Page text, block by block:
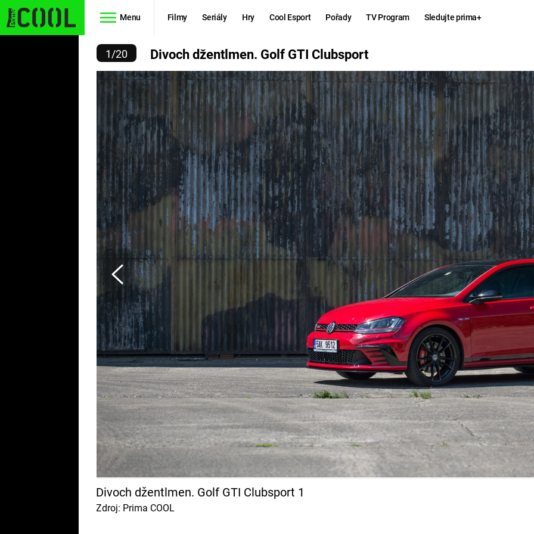
Menu Filmy Seriály Hry Cool Esport Pořady TV Program Sledujte prima+
SIMPSONOVI
FUTURAMA
Filmy
STAR WARS
AVENGERS
RYCHLE A
ZBĚSILE 10
PREDÁTOR
Hry
MAFIA
GTA 6
KINGDOM
COME:
DELIVERANCE
ESPORT
Zábava
CHUCK
NORRIS
GOLF GTI CLUBSPORT
1/20 Divoch džentlmen. Golf GTI Clubsport
Divoch džentlmen. Golf GTI Clubsport 1
Zdroj: Prima COOL